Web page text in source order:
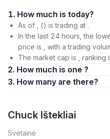
1. How much is today?
As of , () is trading at .
In the last 24 hours, the
price is , with a trading
The market cap is , ranking
2. How much is one ?
3. How many are there?
Chuck Ištekliai
Svetainė